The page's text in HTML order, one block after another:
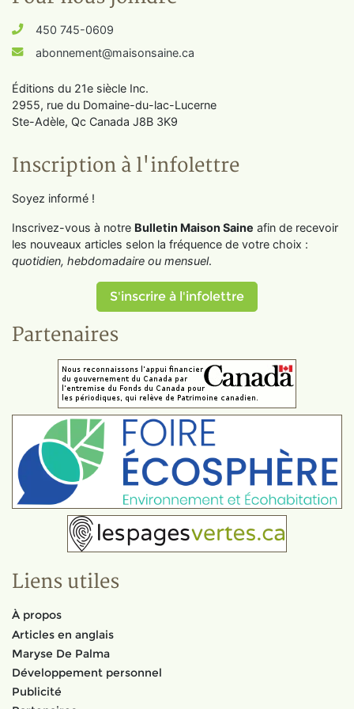
450 745-0609
abonnement@maisonsaine.ca
Éditions du 21e siècle Inc.
2955, rue du Domaine-du-lac-Lucerne
Ste-Adèle, Qc Canada J8B 3K9
Inscription à l'infolettre
Soyez informé !
Inscrivez-vous à notre Bulletin Maison Saine afin de recevoir
les nouveaux articles selon la fréquence de votre choix :
quotidien, hebdomadaire ou mensuel.
S'inscrire à l'infolettre
Partenaires
Liens utiles
À propos
Articles en anglais
Maryse De Palma
Développement personnel
Publicité